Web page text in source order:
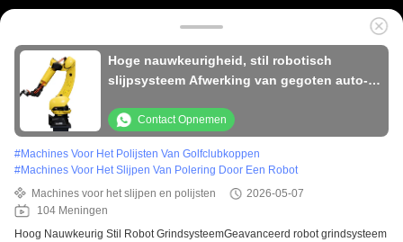
Hoge nauwkeurigheid, stil robotisch
slijpsysteem Afwerking van gegoten auto-
Contact Opnemen
#Machines Voor Het Polijsten Van Golfclubkoppen
#Machines Voor Het Slijpen Van Polering Door Een Robot
Machines voor het slijpen en polijsten
2026-05-07
104 Meningen
Hoog Nauwkeurig Stil Robot GrindsysteemGeavanceerd robot grindsysteem